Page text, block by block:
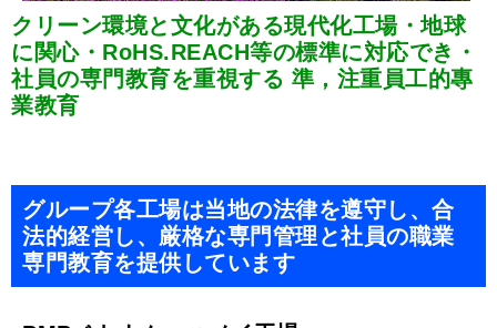
クリーン環境と文化がある現代化工場・地球
に関心・RoHS.REACH等の標準に対応でき・
社員の専門教育を重視する 準，注重員工的專
業教育
グループ各工場は当地の法律を遵守し、合
法的経営し、厳格な専門管理と社員の職業
専門教育を提供しています